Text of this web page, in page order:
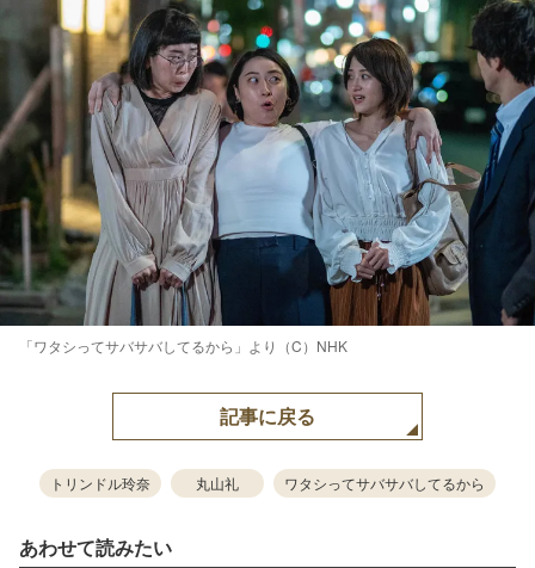
「ワタシってサバサバしてるから」より（C）NHK
記事に戻る
トリンドル玲奈 丸山礼 ワタシってサバサバしてるから
あわせて読みたい